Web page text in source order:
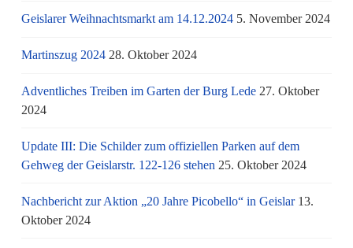
Geislarer Weihnachtsmarkt am 14.12.2024 5. November 2024
Martinszug 2024 28. Oktober 2024
Adventliches Treiben im Garten der Burg Lede 27. Oktober
2024
Update III: Die Schilder zum offiziellen Parken auf dem
Gehweg der Geislarstr. 122-126 stehen 25. Oktober 2024
Nachbericht zur Aktion „20 Jahre Picobello“ in Geislar 13.
Oktober 2024